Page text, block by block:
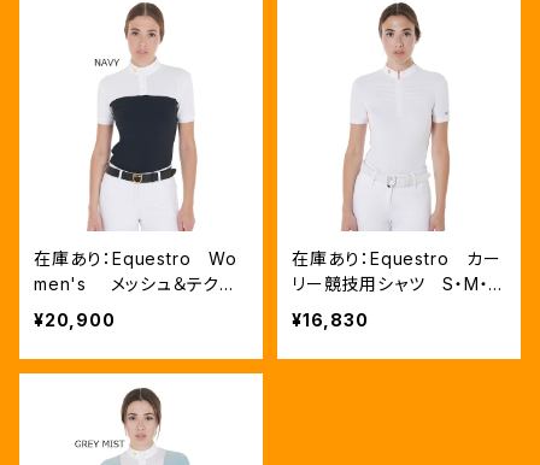
在庫あり：Equestro Wo
men's メッシュ＆テクニ
カルファブリック 競技用シ
ャツ 2色（ETW00035）
¥20,900
在庫あり：Equestro カー
リー競技用シャツ S・M・L
（ETW00149）
¥16,830